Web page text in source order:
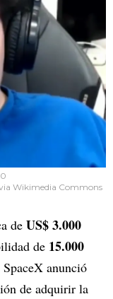
Wikimedia Commons
de US$ 3.000
de 15.000
anunció
de adquirir la